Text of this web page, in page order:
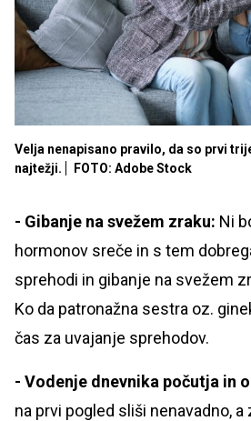
Velja nenapisano pravilo, da so prvi
najtežji.
FOTO: Adobe Stock
- Gibanje na svežem zraku: Ni
hormonov sreče in s tem
sprehodi in gibanje na svežem
Ko da patronažna sestra oz.
čas za uvajanje sprehodov.
- Vodenje dnevnika počutja in
na prvi pogled sliši nenavadno,